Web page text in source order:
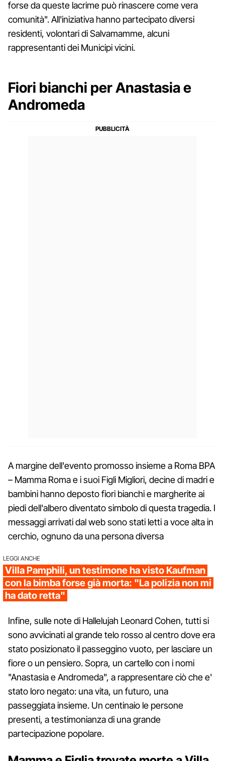
forse da queste lacrime può rinascere come vera
comunità". All'iniziativa hanno partecipato diversi
residenti, volontari di Salvamamme, alcuni
rappresentanti dei Municipi vicini.
Fiori bianchi per Anastasia e
Andromeda
A margine dell'evento promosso insieme a Roma BPA
– Mamma Roma e i suoi Figli Migliori, decine di madri e
bambini hanno deposto fiori bianchi e margherite ai
piedi dell'albero diventato simbolo di questa tragedia. I
messaggi arrivati dal web sono stati letti a voce alta in
cerchio, ognuno da una persona diversa
LEGGI ANCHE
Villa Pamphili, un testimone ha visto Kaufman
con la bimba forse già morta: "La polizia non mi
ha dato retta"
Infine, sulle note di Hallelujah Leonard Cohen, tutti si
sono avvicinati al grande telo rosso al centro dove era
stato posizionato il passeggino vuoto, per lasciare un
fiore o un pensiero. Sopra, un cartello con i nomi
"Anastasia e Andromeda", a rappresentare ciò che e'
stato loro negato: una vita, un futuro, una
passeggiata insieme. Un centinaio le persone
presenti, a testimonianza di una grande
partecipazione popolare.